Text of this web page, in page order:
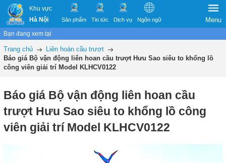
Khu vực
Hà Nội
Sản phẩm Tin tức Dịch vụ Ngôn ngữ Menu
Bạn đang xem tại
Trang chủ
Liên hoàn cầu trượt
Báo giá Bộ vận động liên hoan cầu trượt Hưu Sao siêu to khổng lồ
công viên giải trí Model KLHCV0122
Báo giá Bộ vận động liên hoan cầu
trượt Hưu Sao siêu to khổng lồ công
viên giải trí Model KLHCV0122